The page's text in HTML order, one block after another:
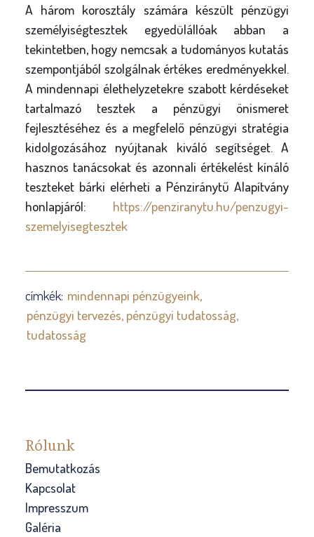
A három korosztály számára készült pénzügyi
személyiségtesztek egyedülállóak abban a
tekintetben, hogy nemcsak a tudományos kutatás
szempontjából szolgálnak értékes eredményekkel.
A mindennapi élethelyzetekre szabott kérdéseket
tartalmazó tesztek a pénzügyi önismeret
fejlesztéséhez és a megfelelő pénzügyi stratégia
kidolgozásához nyújtanak kiváló segítséget. A
hasznos tanácsokat és azonnali értékelést kínáló
teszteket bárki elérheti a Pénziránytű Alapítvány
honlapjáról: https://penziranytu.hu/penzugyi-
szemelyisegtesztek
címkék: mindennapi pénzügyeink
pénzügyi tervezés pénzügyi tudatosság
tudatosság
Rólunk
Bemutatkozás
Kapcsolat
Impresszum
Galéria